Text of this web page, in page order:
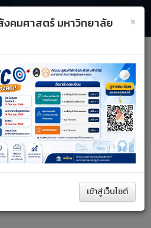
A– รีเซ็ต
×
คมศาสตร์ มหาวิทยาลัย
Next
เข้าสู่เว็บไซต์
สนุน
ค้นหา